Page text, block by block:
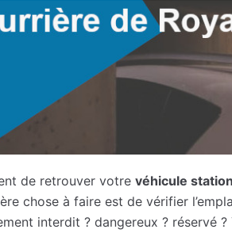
de retrouver votre véhicule
chose à faire est de vérifier
interdit ? dangereux ? réservé